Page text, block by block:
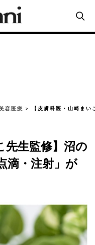
容医療 【皮膚科医・山崎ま
先生監修】沼の
滴・注射」が